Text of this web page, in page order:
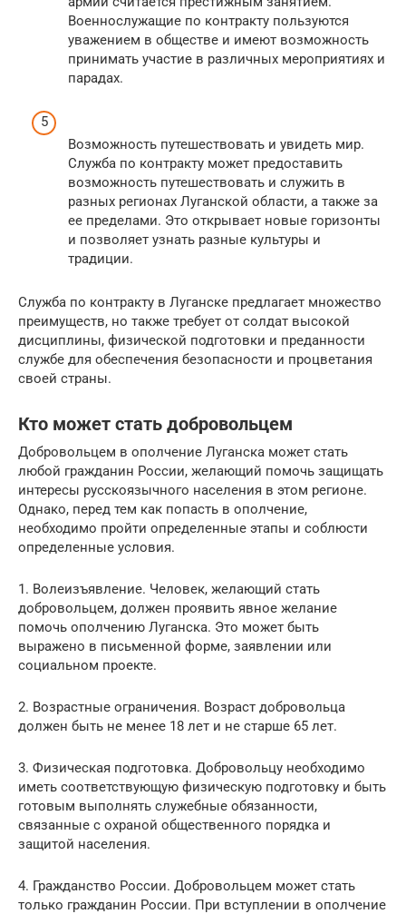
Военнослужащие по контракту пользуются
уважением в обществе и имеют возможность
принимать участие в различных мероприятиях и
парадах.
Возможность путешествовать и увидеть мир.
Служба по контракту может предоставить
возможность путешествовать и служить в
разных регионах Луганской области, а также за
ее пределами. Это открывает новые горизонты
и позволяет узнать разные культуры и
традиции.
Служба по контракту в Луганске предлагает множество
преимуществ, но также требует от солдат высокой
дисциплины, физической подготовки и преданности
службе для обеспечения безопасности и процветания
своей страны.
Кто может стать добровольцем
Добровольцем в ополчение Луганска может стать
любой гражданин России, желающий помочь защищать
интересы русскоязычного населения в этом регионе.
Однако, перед тем как попасть в ополчение,
необходимо пройти определенные этапы и соблюсти
определенные условия.
1. Волеизъявление. Человек, желающий стать
добровольцем, должен проявить явное желание
помочь ополчению Луганска. Это может быть
выражено в письменной форме, заявлении или
социальном проекте.
2. Возрастные ограничения. Возраст добровольца
должен быть не менее 18 лет и не старше 65 лет.
3. Физическая подготовка. Добровольцу необходимо
иметь соответствующую физическую подготовку и быть
готовым выполнять служебные обязанности,
связанные с охраной общественного порядка и
защитой населения.
4. Гражданство России. Добровольцем может стать
только гражданин России. При вступлении в ополчение